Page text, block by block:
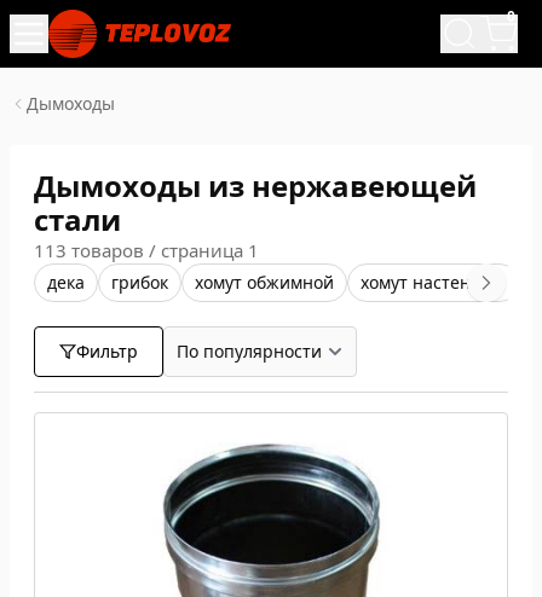
0
Дымоходы
Дымоходы из нержавеющей
стали
113 товаров / страница 1
дека грибок хомут обжимной хомут настенный
Фильтр